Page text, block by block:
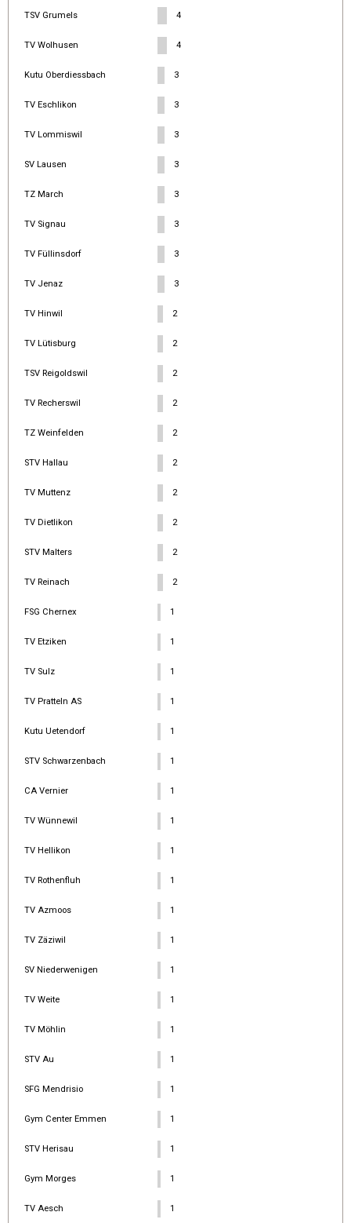
TSV Grumels 4
TV Wolhusen 4
Kutu Oberdiessbach 3
TV Eschlikon 3
TV Lommiswil 3
SV Lausen 3
TZ March 3
TV Signau 3
TV Füllinsdorf 3
TV Jenaz 3
TV Hinwil 2
TV Lütisburg 2
TSV Reigoldswil 2
TV Recherswil 2
TZ Weinfelden 2
STV Hallau 2
TV Muttenz 2
TV Dietlikon 2
STV Malters 2
TV Reinach 2
FSG Chernex 1
TV Etziken 1
TV Sulz 1
TV Pratteln AS 1
Kutu Uetendorf 1
STV Schwarzenbach 1
CA Vernier 1
TV Wünnewil 1
TV Hellikon 1
TV Rothenfluh 1
TV Azmoos 1
TV Zäziwil 1
SV Niederwenigen 1
TV Weite 1
TV Möhlin 1
STV Au 1
SFG Mendrisio 1
Gym Center Emmen 1
STV Herisau 1
Gym Morges 1
TV Aesch 1